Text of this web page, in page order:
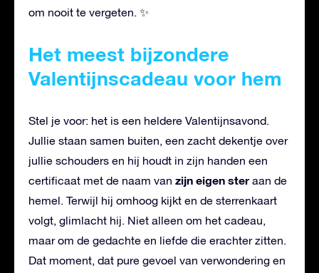
om nooit te vergeten. ✨
Het meest bijzondere
Valentijnscadeau voor hem
Stel je voor: het is een heldere Valentijnsavond.
Jullie staan samen buiten, een zacht dekentje over
jullie schouders en hij houdt in zijn handen een
certificaat met de naam van zijn eigen steraan de
hemel. Terwijl hij omhoog kijkt en de sterrenkaart
volgt, glimlacht hij. Niet alleen om het cadeau,
maar om de gedachte en liefde die erachter zitten.
Dat moment, dat pure gevoel van verwondering en